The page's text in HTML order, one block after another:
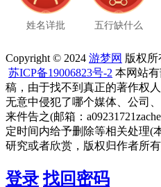
姓名详批 五行缺什么
Copyright © 2024 游梦网 版权所
苏ICP备19006823号-2 本网站
稿，由于找不到真正的著作权
无意中侵犯了哪个媒体、公司
来件告之(邮箱：
定时间内给予删除等相关处理(
研究或者欣赏，版权归作者所有)
登录 找回密码